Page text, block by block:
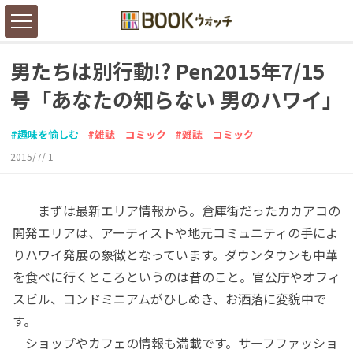
男たちは別行動!? Pen2015年7/15
号「あなたの知らない 男のハワイ」
趣味を愉しむ 雑誌 コミック 雑誌 コミック
2015/7/ 1
まずは最新エリア情報から。倉庫街だったカカアコの
開発エリアは、アーティストや地元コミュニティの手によ
りハワイ発展の象徴となっています。ダウンタウンも中華
を食べに行くところというのは昔のこと。官公庁やオフィ
スビル、コンドミニアムがひしめき、お洒落に変貌中で
す。
ショップやカフェの情報も満載です。サーフファッショ